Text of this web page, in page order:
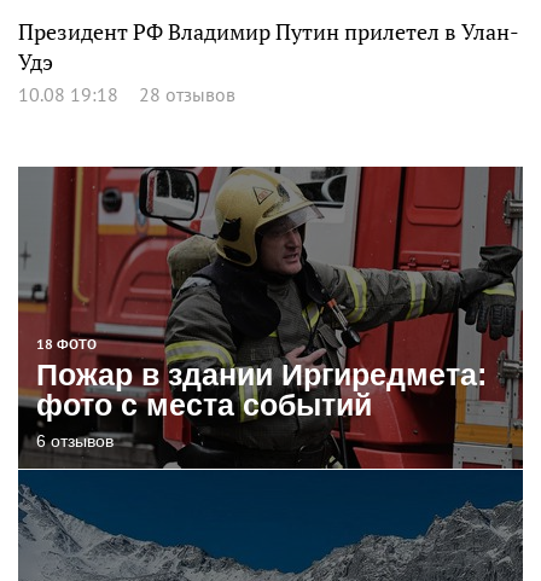
Президент РФ Владимир Путин прилетел в Улан-
Удэ
10.08 19:18 28 отзывов
18 ФОТО
Пожар в здании Иргиредмета:
фото с места событий
6 отзывов